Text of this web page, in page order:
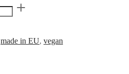
made in EU, vegan